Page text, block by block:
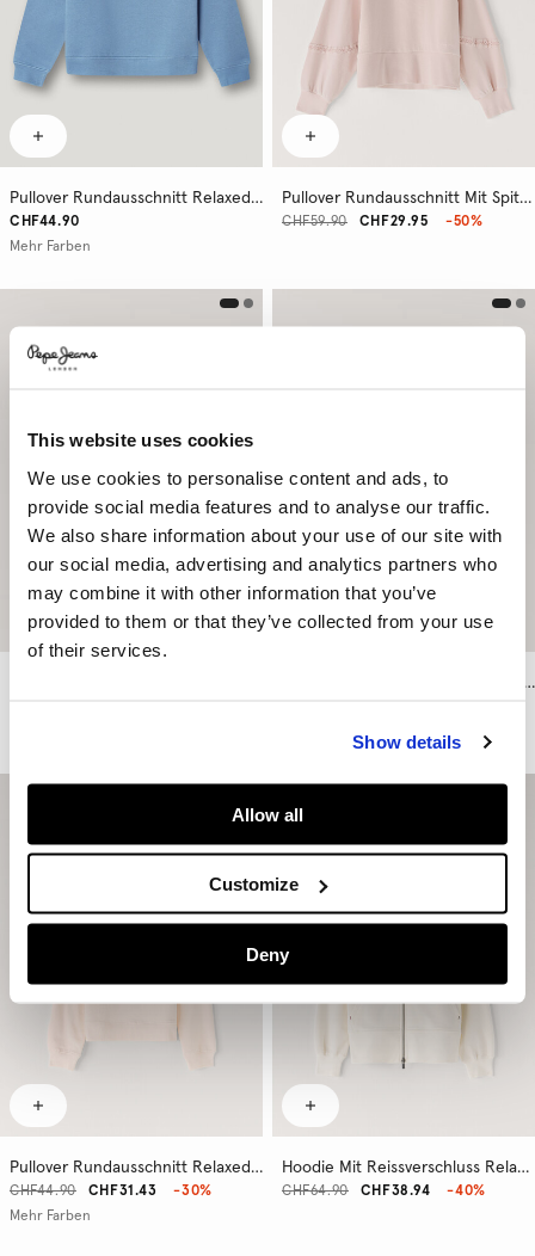
This website uses cookies
We use cookies to personalise content and ads, to
provide social media features and to analyse our traffic.
We also share information about your use of our site with
our social media, advertising and analytics partners who
may combine it with other information that you’ve
provided to them or that they’ve collected from your use
of their services.
Show details
Allow all
Customize
Deny
Pullover Rundausschnitt Relaxed Fit
CHF44.90
Mehr Farben
Pullover Rundausschnitt Mit Spitze
CHF29.95
CHF59.90 -50%
Pullover Rundausschnitt Relaxed Fit
Pullover Rundausschnitt Relaxed Fit
CHF31.43
CHF44.90
-30%
Mehr Farben
Hoodie Mit Reissverschluss Relaxed Fit
CHF38.94
CHF64.90 -40%